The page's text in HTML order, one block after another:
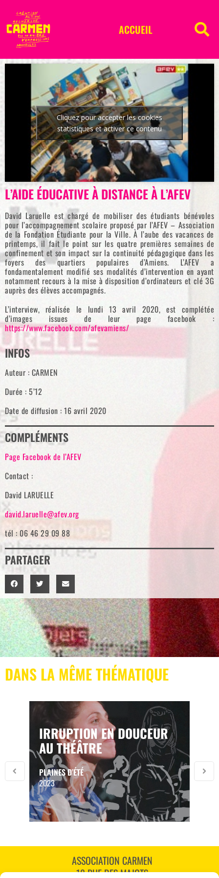
ACCUEIL
Cliquez pour accepter les cookies
statistiques et activer ce contenu
L’AIDE ÉDUCATIVE À DISTANCE À L’AFEV
David Laruelle est chargé de mobiliser des étudiants bénévoles
pour l’accompagnement scolaire proposé par l’AFEV – Association
de la Fondation Étudiante pour la Ville. À l’aube des vacances de
printemps, il fait le point sur les quatre premières semaines de
confinement et son impact sur la continuité pédagogique dans les
foyers des quartiers populaires d’Amiens. L’AFEV a
fondamentalement modifié ses modalités d’intervention en ayant
notamment recours à la mise à disposition d’ordinateurs et clé 3G
auprès des élèves accompagnés.
L’interview, réalisée le lundi 13 avril 2020, est complétée
d’images issues de leur page facebook :
https://www.facebook.com/afevamiens/
INFOS
Auteur : CARMEN
Durée : 5’12
Date de diffusion : 16 avril 2020
COMPLÉMENTS
Page Facebook de l’AFEV
Contact :
David LARUELLE
david.laruelle@afev.org
tél : 06 46 29 09 88
PARTAGER
DANS LA MÊME THÉMATIQUE
IRRUPTION EN DOUCEUR
AU THÉÂTRE
PLAINES D’ÉTÉ
2023
ASSOCIATION CARMEN
18 RUE DES MAJOTS